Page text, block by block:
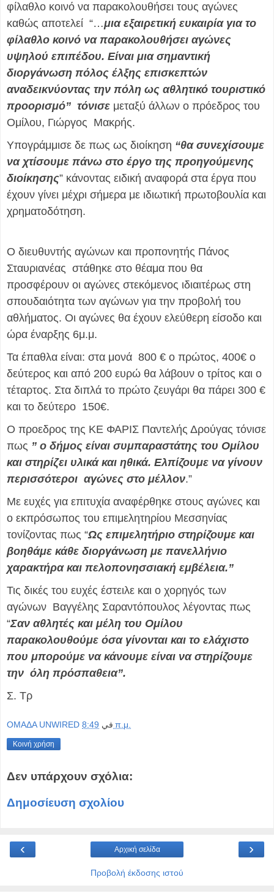
φίλαθλο κοινό να παρακολουθήσει τους αγώνες
καθώς αποτελεί “…μια εξαιρετική ευκαιρία για το
φίλαθλο κοινό να παρακολουθήσει αγώνες
υψηλού επιπέδου. Είναι μια σημαντική
διοργάνωση πόλος έλξης επισκεπτών
αναδεικνύοντας την πόλη ως αθλητικό τουριστικό
προορισμό” τόνισε μεταξύ άλλων ο πρόεδρος του
Ομίλου, Γιώργος Μακρής.
Υπογράμμισε δε πως ως διοίκηση “θα συνεχίσουμε
να χτίσουμε πάνω στο έργο της προηγούμενης
διοίκησης” κάνοντας ειδική αναφορά στα έργα που
έχουν γίνει μέχρι σήμερα με ιδιωτική πρωτοβουλία και
χρηματοδότηση.
Ο διευθυντής αγώνων και προπονητής Πάνος
Σταυριανέας στάθηκε στο θέαμα που θα
προσφέρουν οι αγώνες στεκόμενος ιδιαιτέρως στη
σπουδαιότητα των αγώνων για την προβολή του
αθλήματος. Οι αγώνες θα έχουν ελεύθερη είσοδο και
ώρα έναρξης 6μ.μ.
Τα έπαθλα είναι: στα μονά 800 € ο πρώτος, 400€ ο
δεύτερος και από 200 ευρώ θα λάβουν ο τρίτος και ο
τέταρτος. Στα διπλά το πρώτο ζευγάρι θα πάρει 300 €
και το δεύτερο 150€.
Ο προεδρος της ΚΕ ΦΑΡΙΣ Παντελής Δρούγας τόνισε
πως ” ο δήμος είναι συμπαραστάτης του Ομίλου
και στηρίζει υλικά και ηθικά. Ελπίζουμε να γίνουν
περισσότεροι αγώνες στο μέλλον.”
Με ευχές για επιτυχία αναφέρθηκε στους αγώνες και
ο εκπρόσωπος του επιμελητηρίου Μεσσηνίας
τονίζοντας πως “Ως επιμελητήριο στηρίζουμε και
βοηθάμε κάθε διοργάνωση με πανελλήνιο
χαρακτήρα και πελοπονησσιακή εμβέλεια.”
Τις δικές του ευχές έστειλε και ο χορηγός των
αγώνων Βαγγέλης Σαραντόπουλος λέγοντας πως
“Σαν αθλητές και μέλη του Ομίλου
παρακολουθούμε όσα γίνονται και το ελάχιστο
που μπορούμε να κάνουμε είναι να στηρίζουμε
την όλη πρόσπαθεια”.
Σ. Τρ
OMAΔΑ UNWIRED في 8:49 π.μ.
Κοινή χρήση
Δεν υπάρχουν σχόλια:
Δημοσίευση σχολίου
‹ ›
Αρχική σελίδα
Προβολή έκδοσης ιστού